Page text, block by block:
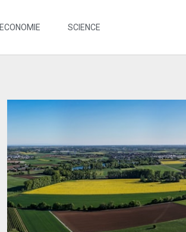
ECONOMIE SCIENCE